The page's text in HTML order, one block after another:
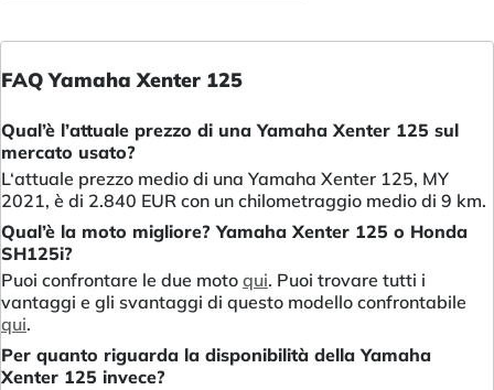
FAQ Yamaha Xenter 125
Qual’è l’attuale prezzo di una Yamaha Xenter 125 sul
mercato usato?
L‘attuale prezzo medio di una Yamaha Xenter 125, MY
2021, è di 2.840 EUR con un chilometraggio medio di 9 km.
Qual’è la moto migliore? Yamaha Xenter 125 o Honda
SH125i?
Puoi confrontare le due moto qui. Puoi trovare tutti i
vantaggi e gli svantaggi di questo modello confrontabile
qui.
Per quanto riguarda la disponibilità della Yamaha
Xenter 125 invece?